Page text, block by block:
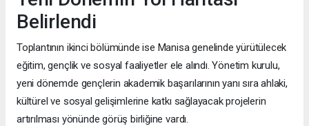
Belirlendi
Toplantının ikinci bölümünde ise Manisa genelinde yürütülecek
eğitim, gençlik ve sosyal faaliyetler ele alındı. Yönetim kurulu,
yeni dönemde gençlerin akademik başarılarının yanı sıra ahlaki,
kültürel ve sosyal gelişimlerine katkı sağlayacak projelerin
artırılması yönünde görüş birliğine vardı.